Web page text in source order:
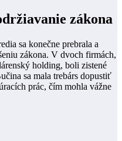
zákona
sa konečne prebrala a
zákona. V dvoch firmách,
holding, boli zistené
sa mala trebárs dopustiť
prác, čím mohla vážne